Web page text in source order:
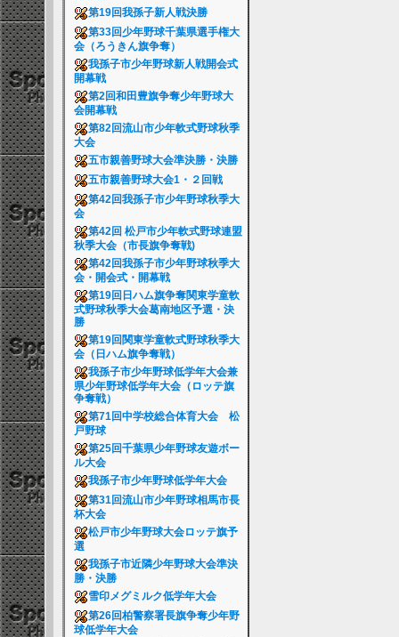
第19回我孫子新人戦決勝
第33回少年野球千葉県選手権大
会（ろうきん旗争奪）
我孫子市少年野球新人戦開会式
開幕戦
第2回和田豊旗争奪少年野球大
会開幕戦
第82回流山市少年軟式野球秋季
大会
五市親善野球大会準決勝・決勝
五市親善野球大会1・２回戦
第42回我孫子市少年野球秋季大
会
第42回 松戸市少年軟式野球連盟
秋季大会（市長旗争奪戦)
第42回我孫子市少年野球秋季大
会・開会式・開幕戦
第19回日ハム旗争奪関東学童軟
式野球秋季大会葛南地区予選・決
勝
第19回関東学童軟式野球秋季大
会（日ハム旗争奪戦）
我孫子市少年野球低学年大会兼
県少年野球低学年大会（ロッテ旗
争奪戦）
第71回中学校総合体育大会 松
戸野球
第25回千葉県少年野球友遊ボー
ル大会
我孫子市少年野球低学年大会
第31回流山市少年野球相馬市長
杯大会
松戸市少年野球大会ロッテ旗予
選
我孫子市近隣少年野球大会準決
勝・決勝
雪印メグミルク低学年大会
第26回柏警察署長旗争奪少年野
球低学年大会